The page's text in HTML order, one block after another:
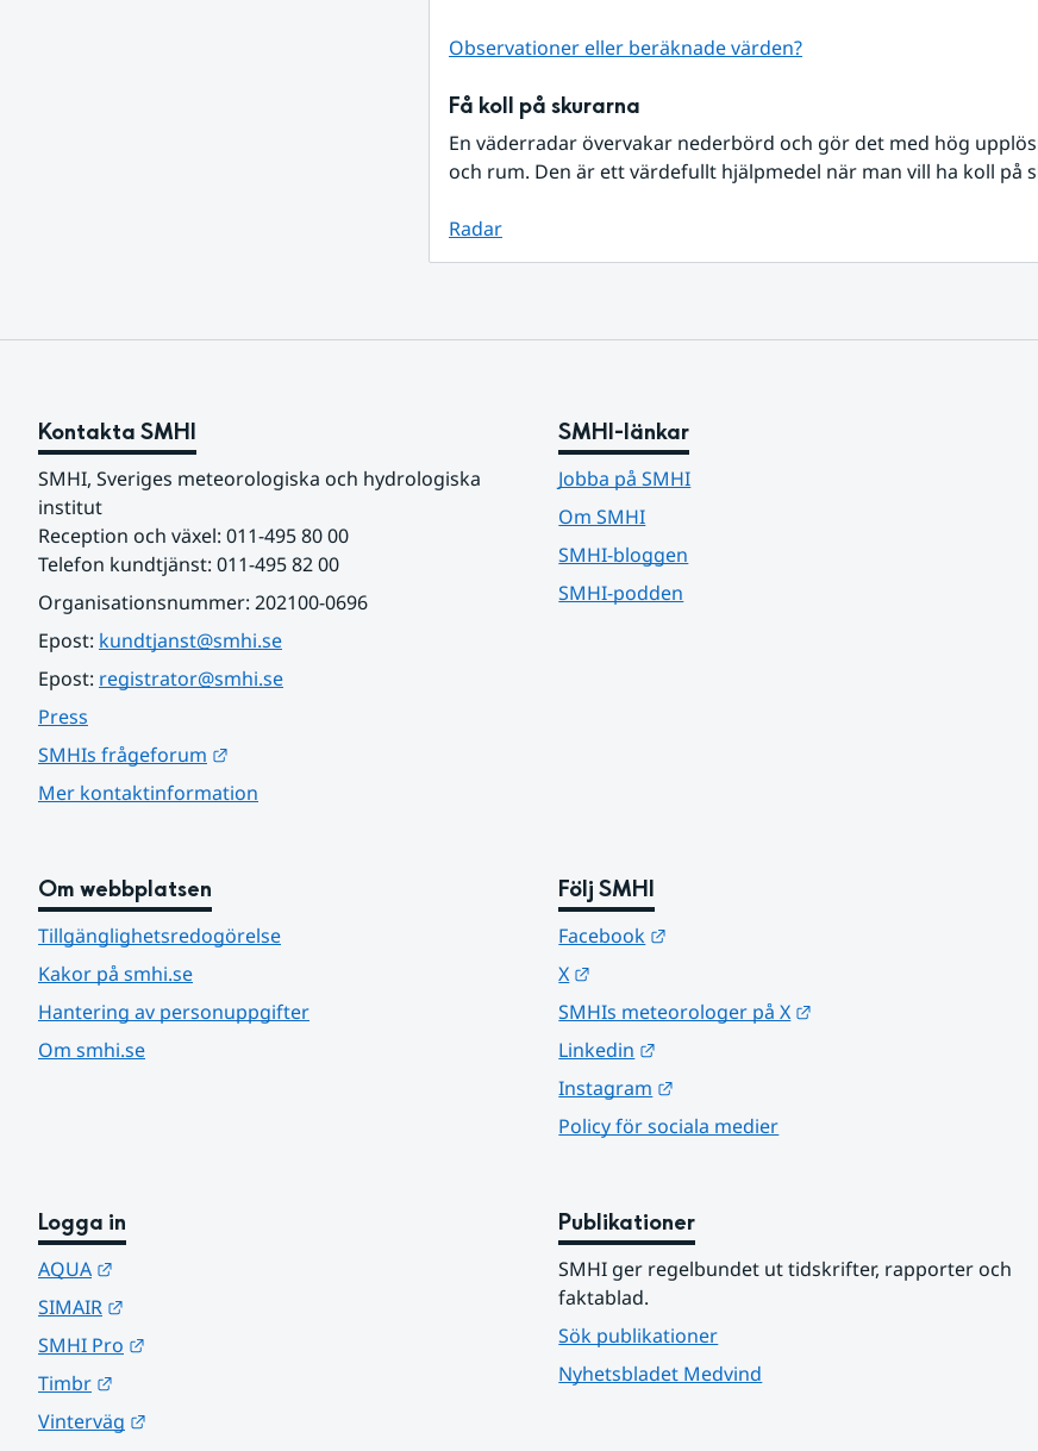
Observationer eller beräknade värden?
Få koll på skurarna
En väderradar övervakar nederbörd och gör det med hög
och rum. Den är ett värdefullt hjälpmedel när man vill ha koll på
Radar
Kontakta SMHI
SMHI, Sveriges meteorologiska och hydrologiska
institut
Reception och växel: 011-495 80 00
Telefon kundtjänst: 011-495 82 00
Organisationsnummer: 202100-0696
Epost: kundtjanst@smhi.se
Epost: registrator@smhi.se
Press
SMHIs frågeforum
Mer kontaktinformation
SMHI-länkar
Jobba på SMHI
Om SMHI
SMHI-bloggen
SMHI-podden
Om webbplatsen
Tillgänglighetsredogörelse
Kakor på smhi.se
Hantering av personuppgifter
Om smhi.se
Följ SMHI
Facebook
X
SMHIs meteorologer på X
Linkedin
Instagram
Policy för sociala medier
Logga in
AQUA
SIMAIR
SMHI Pro
Timbr
Vinterväg
Publikationer
SMHI ger regelbundet ut tidskrifter, rapporter och
faktablad.
Sök publikationer
Nyhetsbladet Medvind